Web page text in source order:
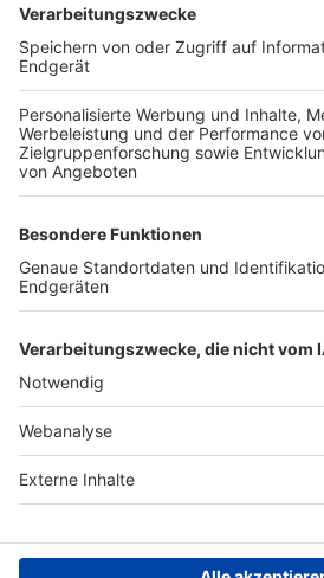
TOP-VEREINE
TOP-PARTNER
Nutzungsbedingungen Datenschutz